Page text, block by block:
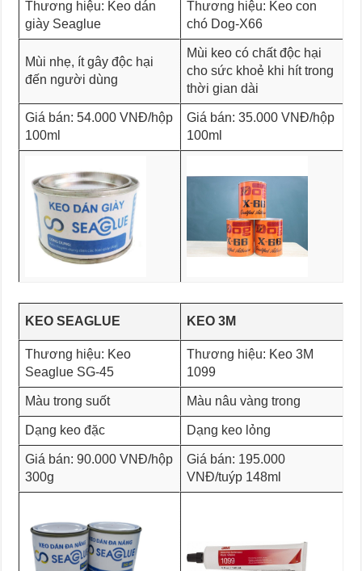
Thương hiệu: Keo dán
giày Seaglue
Thương hiệu: Keo con
chó Dog-X66
Mùi nhẹ, ít gây độc hại
đến người dùng
Mùi keo có chất độc hại
cho sức khoẻ khi hít trong
thời gian dài
Giá bán: 54.000 VNĐ/hộp
100ml
Giá bán: 35.000 VNĐ/hộp
100ml
KEO SEAGLUE KEO 3M
Thương hiệu: Keo
Seaglue SG-45
Thương hiệu: Keo 3M
1099
Màu trong suốt Màu nâu vàng trong
Dạng keo đặc Dạng keo lỏng
Giá bán: 90.000 VNĐ/hộp
300g
Giá bán: 195.000
VNĐ/tuýp 148ml